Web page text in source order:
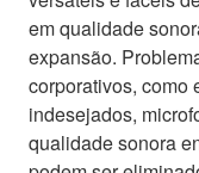
em qualidade
expansão.
corporativos, como
indesejados,
qualidade sonora